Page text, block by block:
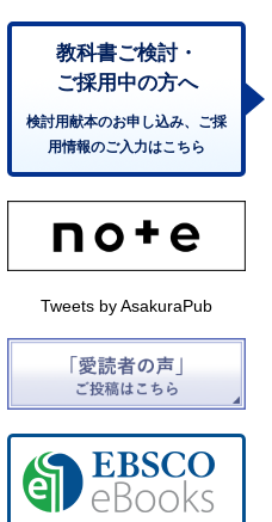
教科書ご検討・
ご採用中の方へ
検討用献本のお申し込み、ご採
用情報のご入力はこちら
Tweets by AsakuraPub